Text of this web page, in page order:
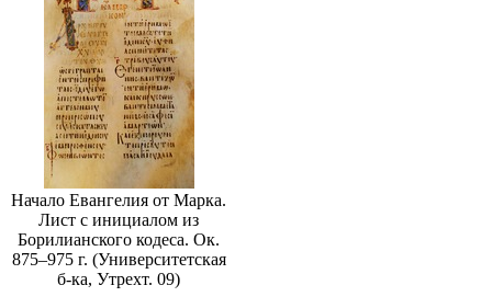
Начало Евангелия от Марка.
Лист с инициалом из
Борилианского кодеса. Ок.
875–975 г. (Университетская
б-ка, Утрехт. 09)